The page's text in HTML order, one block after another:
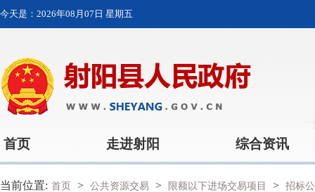
今天是： 2026年08月07日 星期五
首页 走进射阳 综合资讯
当前位置: 首页 > 公共资源交易 > 限额以下进场交易项目 > 招标